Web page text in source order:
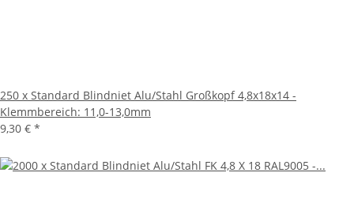
250 x Standard Blindniet Alu/Stahl Großkopf 4,8x18x14 -
Klemmbereich: 11,0-13,0mm
9,30 € *